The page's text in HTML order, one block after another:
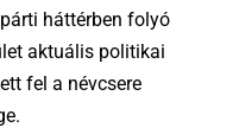
háttérben folyó
aktuális politikai
fel a névcsere